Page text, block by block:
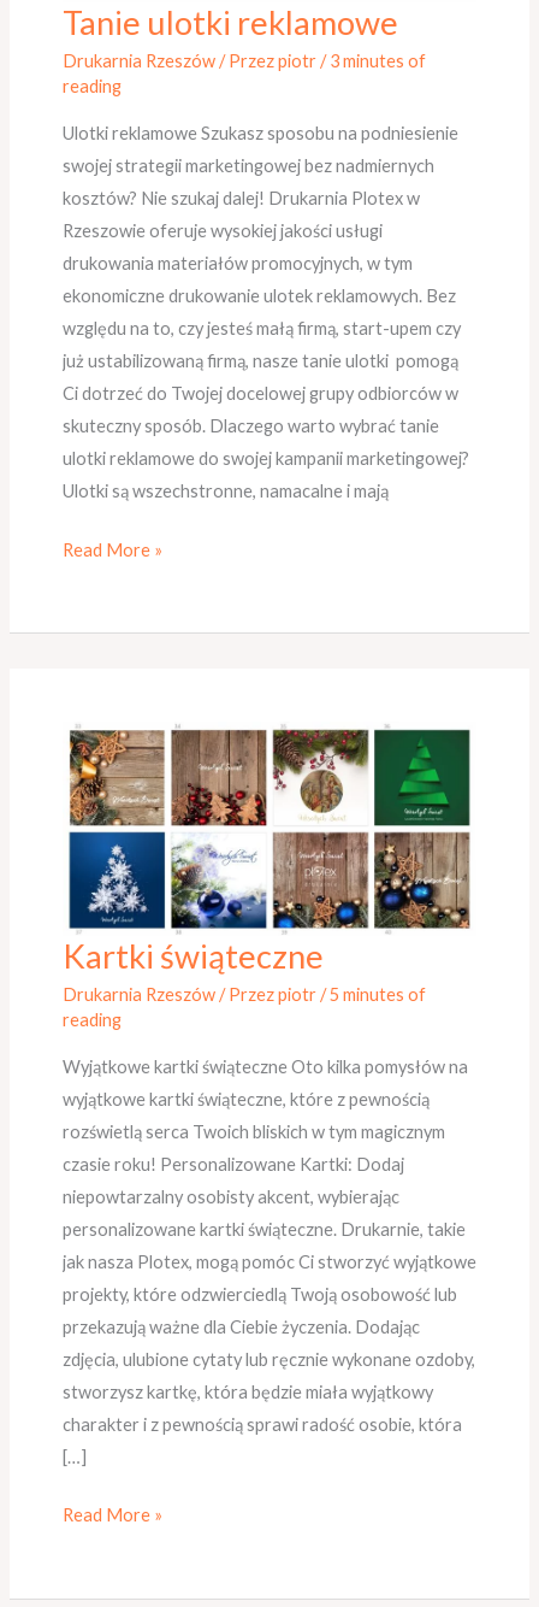
Tanie ulotki reklamowe
Drukarnia Rzeszów/ Przezpiotr/3 minutes of
reading
Ulotki reklamowe Szukasz sposobu na podniesienie
swojej strategii marketingowej bez nadmiernych
kosztów? Nie szukaj dalej! Drukarnia Plotex w
Rzeszowie oferuje wysokiej jakości usługi
drukowania materiałów promocyjnych, w tym
ekonomiczne drukowanie ulotek reklamowych. Bez
względu na to, czy jesteś małą firmą, start-upem czy
już ustabilizowaną firmą, nasze tanie ulotki pomogą
Ci dotrzeć do Twojej docelowej grupy odbiorców w
skuteczny sposób. Dlaczego warto wybrać tanie
ulotki reklamowe do swojej kampanii marketingowej?
Ulotki są wszechstronne, namacalne i mają
Tanie
ulotki
reklamowe
Read More »
Kartki świąteczne
Drukarnia Rzeszów/ Przezpiotr/5 minutes of
reading
Wyjątkowe kartki świąteczne Oto kilka pomysłów na
wyjątkowe kartki świąteczne, które z pewnością
rozświetlą serca Twoich bliskich w tym magicznym
czasie roku! Personalizowane Kartki: Dodaj
niepowtarzalny osobisty akcent, wybierając
personalizowane kartki świąteczne. Drukarnie, takie
jak nasza Plotex, mogą pomóc Ci stworzyć wyjątkowe
projekty, które odzwierciedlą Twoją osobowość lub
przekazują ważne dla Ciebie życzenia. Dodając
zdjęcia, ulubione cytaty lub ręcznie wykonane ozdoby,
stworzysz kartkę, która będzie miała wyjątkowy
charakter i z pewnością sprawi radość osobie, która
[…]
Kartki
świąteczne
Read More »